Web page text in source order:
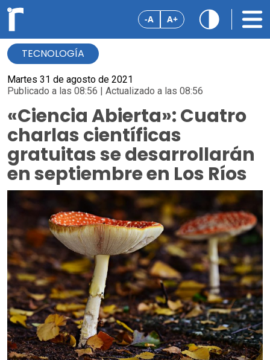
-A A+
TECNOLOGÍA
Martes 31 de agosto de 2021
Publicado a las 08:56 | Actualizado a las 08:56
«Ciencia Abierta»: Cuatro
charlas científicas
gratuitas se desarrollarán
en septiembre en Los Ríos